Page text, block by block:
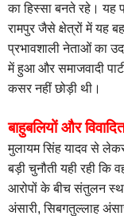
का हिस्सा बनते रहे। यह
रामपुर जैसे क्षेत्रों में यह
प्रभावशाली नेताओं का
में हुआ और समाजवादी
कसर नहीं छोड़ी थी।
बाहुबलियों और
मुलायम सिंह यादव से
बड़ी चुनौती यही रही कि
आरोपों के बीच संतुलन
अंसारी, सिबगतुल्लाह